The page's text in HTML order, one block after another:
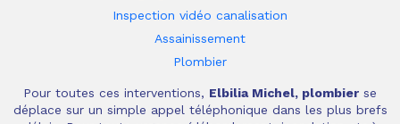
Inspection vidéo canalisation
Assainissement
Plombier
Pour toutes ces interventions, Elbilia Michel, plombier se
déplace sur un simple appel téléphonique dans les plus brefs